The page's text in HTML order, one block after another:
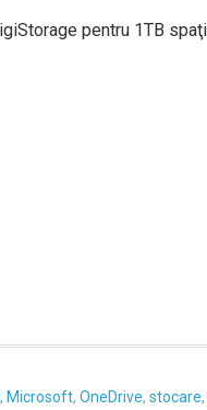
pentru 1TB
, Microsoft, OneDrive, stocare,